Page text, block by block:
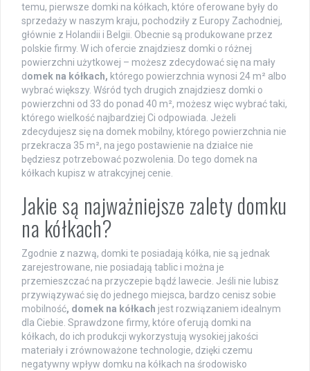
temu, pierwsze domki na kółkach, które oferowane były do
sprzedaży w naszym kraju, pochodziły z Europy Zachodniej,
głównie z Holandii i Belgii. Obecnie są produkowane przez
polskie firmy. W ich ofercie znajdziesz domki o różnej
powierzchni użytkowej – możesz zdecydować się na mały
domek na kółkach, którego powierzchnia wynosi 24 m² albo
wybrać większy. Wśród tych drugich znajdziesz domki o
powierzchni od 33 do ponad 40 m², możesz więc wybrać taki,
którego wielkość najbardziej Ci odpowiada. Jeżeli
zdecydujesz się na domek mobilny, którego powierzchnia nie
przekracza 35 m², na jego postawienie na działce nie
będziesz potrzebować pozwolenia. Do tego domek na
kółkach kupisz w atrakcyjnej cenie.
Jakie są najważniejsze zalety domku
na kółkach?
Zgodnie z nazwą, domki te posiadają kółka, nie są jednak
zarejestrowane, nie posiadają tablic i można je
przemieszczać na przyczepie bądź lawecie. Jeśli nie lubisz
przywiązywać się do jednego miejsca, bardzo cenisz sobie
mobilność, domek na kółkach jest rozwiązaniem idealnym
dla Ciebie. Sprawdzone firmy, które oferują domki na
kółkach, do ich produkcji wykorzystują wysokiej jakości
materiały i zrównoważone technologie, dzięki czemu
negatywny wpływ domku na kółkach na środowisko